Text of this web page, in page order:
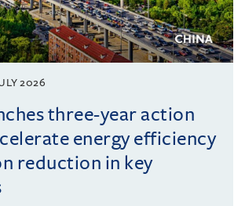
2026
three-year action
energy efficiency
reduction in key